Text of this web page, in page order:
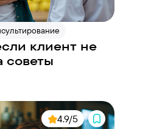
клиент не
советы
4.9/5